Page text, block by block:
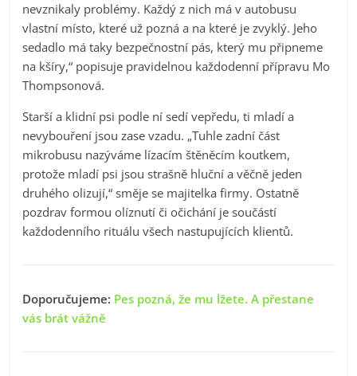
nevznikaly problémy. Každý z nich má v autobusu
vlastní místo, které už pozná a na které je zvyklý. Jeho
sedadlo má taky bezpečnostní pás, který mu připneme
na kšíry,“ popisuje pravidelnou každodenní přípravu Mo
Thompsonová.
Starší a klidní psi podle ní sedí vepředu, ti mladí a
nevybouření jsou zase vzadu. „Tuhle zadní část
mikrobusu nazýváme lízacím štěněcím koutkem,
protože mladí psi jsou strašně hluční a věčně jeden
druhého olizují,“ směje se majitelka firmy. Ostatně
pozdrav formou olíznutí či očichání je součástí
každodenního rituálu všech nastupujících klientů.
Doporučujeme: Pes pozná, že mu lžete. A přestane
vás brát vážně